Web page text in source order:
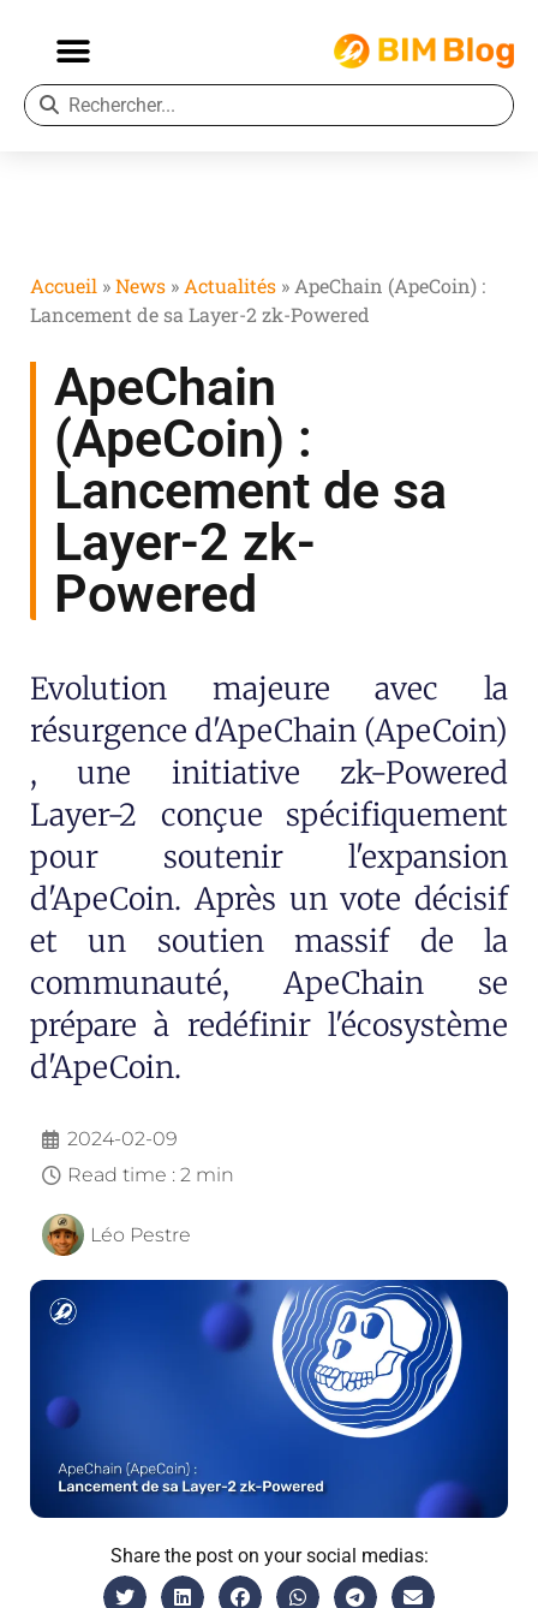
Accueil »News » Actualités » ApeChain (ApeCoin) :
Lancement de sa Layer-2 zk-Powered
ApeChain
(ApeCoin) :
Lancement de sa
Layer-2 zk-
Powered
Evolution majeure avec la
résurgence d'ApeChain (ApeCoin)
, une initiative zk-Powered
Layer-2 conçue spécifiquement
pour soutenir l'expansion
d'ApeCoin. Après un vote décisif
et un soutien massif de la
communauté, ApeChain se
prépare à redéfinir l'écosystème
d'ApeCoin.
2024-02-09
Read time : 2 min
Léo Pestre
Share the post on your social medias: